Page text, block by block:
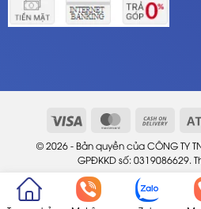
© 2026 - Bản quyền của CÔNG TY
GPĐKKD số: 0319086629.